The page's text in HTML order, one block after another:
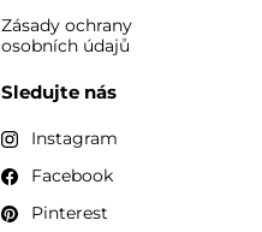
Zásady ochrany
osobních údajů
Sledujte nás
Instagram
Facebook
Pinterest